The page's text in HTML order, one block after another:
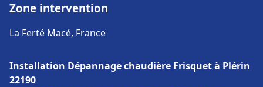
Zone intervention
La Ferté Macé, France
Installation Dépannage chaudière Frisquet à Plérin
22190